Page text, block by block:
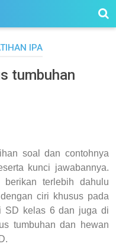
IPA
tumbuhan
soal dan contohnya
kunci jawabannya.
terlebih dahulu
ciri khusus pada
SD kelas 6 dan juga di
tumbuhan dan hewan